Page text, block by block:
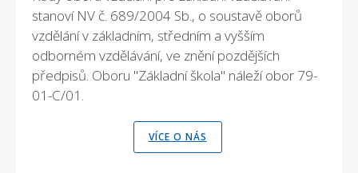
stanoví NV č. 689/2004 Sb., o soustavě oborů
vzdělání v základním, středním a vyšším
odborném vzdělávání, ve znění pozdějších
předpisů. Oboru "Základní škola" náleží obor 79-
01-C/01.
VÍCE O NÁS